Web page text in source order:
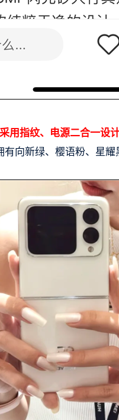
用指纹、电源二合一设
有向新绿、樱语粉、星耀